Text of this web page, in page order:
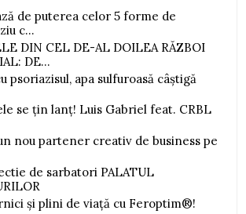
de puterea celor 5 forme de
c...
DIN CEL DE-AL DOILEA RĂZBOI
DE...
psoriazisul, apa sulfuroasă câștigă
se țin lanț! Luis Gabriel feat. CRBL
nou partener creativ de business pe
de sarbatori PALATUL
și plini de viață cu Feroptim®!